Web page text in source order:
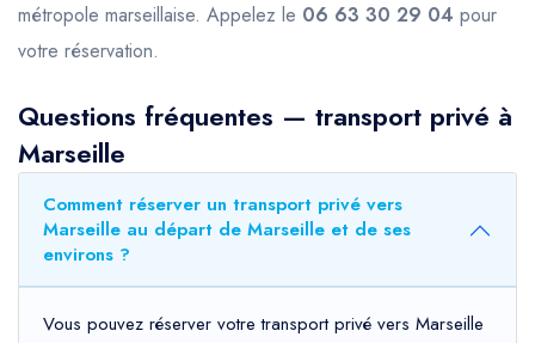
métropole marseillaise. Appelez le 06 63 30 29 04 pour
votre réservation.
Questions fréquentes — transport privé à
Marseille
Comment réserver un transport privé vers
Marseille au départ de Marseille et de ses
environs ?
Vous pouvez réserver votre transport privé vers Marseille